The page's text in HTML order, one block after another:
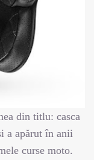
din titlu: casca
a apărut în anii
curse moto.